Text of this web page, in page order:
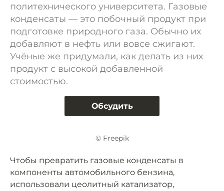
политехнического университета. Газовые
конденсаты — это побочный продукт при
подготовке природного газа. Обычно их
добавляют в нефть или вовсе сжигают.
Учёные же придумали, как делать из них
продукт с высокой добавленной
стоимостью.
Обсудить
© Freepik
Чтобы превратить газовые конденсаты в
компоненты автомобильного бензина,
использовали цеолитный катализатор,